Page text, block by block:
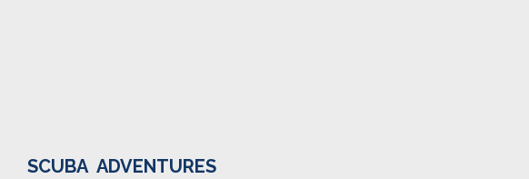
SCUBA ADVENTURES